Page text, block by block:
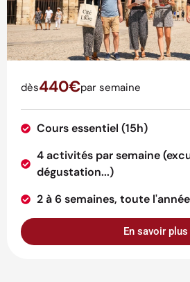
dès440€par semaine
Cours essentiel (15h)
4 activités par semaine
dégustation...)
2 à 6 semaines, toute l'année
En savoir plus